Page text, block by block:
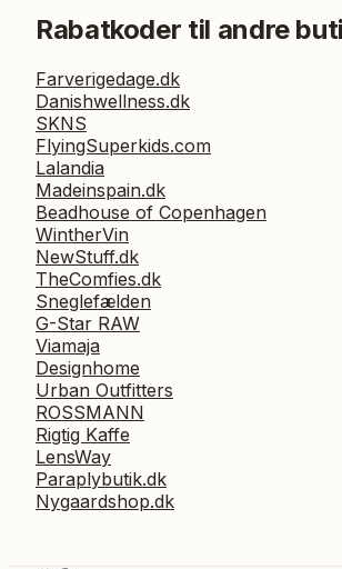
Rabatkoder til andre
Farverigedage.dk
Danishwellness.dk
SKNS
FlyingSuperkids.com
Lalandia
Madeinspain.dk
Beadhouse of Copenhagen
WintherVin
NewStuff.dk
TheComfies.dk
Sneglefælden
G-Star RAW
Viamaja
Designhome
Urban Outfitters
ROSSMANN
Rigtig Kaffe
LensWay
Paraplybutik.dk
Nygaardshop.dk